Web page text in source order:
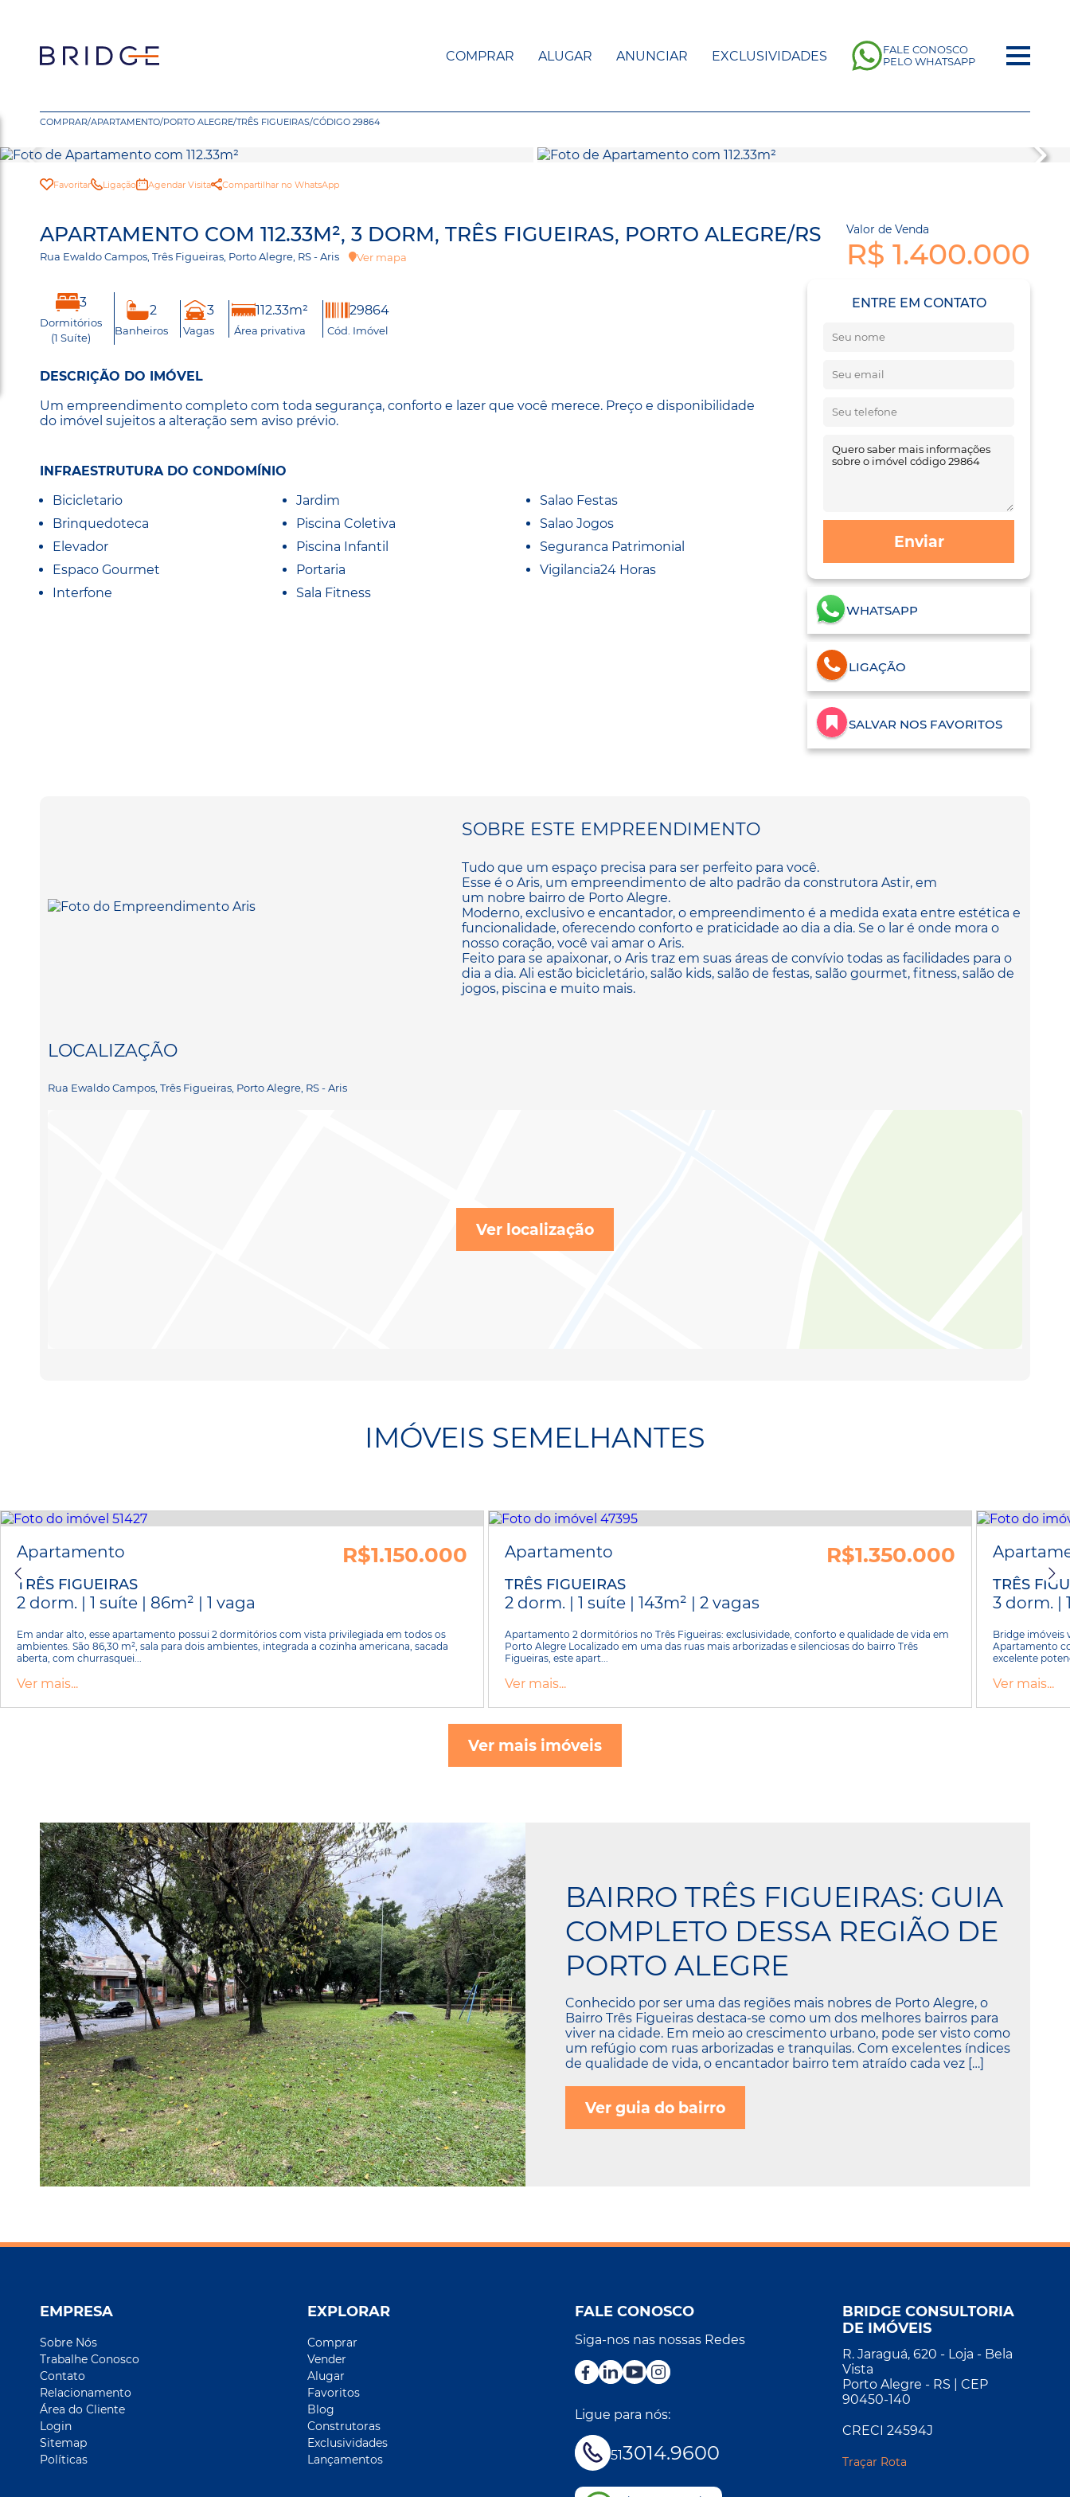
COMPRAR ALUGAR ANUNCIAR EXCLUSIVIDADES
FALE CONOSCO
PELO WHATSAPP
COMPRAR/APARTAMENTO/PORTO ALEGRE/TRÊS FIGUEIRAS/CÓDIGO 29864
Favoritar Ligação Agendar Visita Compartilhar no WhatsApp
APARTAMENTO COM 112.33M², 3 DORM, TRÊS FIGUEIRAS, PORTO ALEGRE/RS
Rua Ewaldo Campos, Três Figueiras, Porto Alegre, RS - Aris Ver mapa
Valor de Venda
R$ 1.400.000
3
Dormitórios
(1 Suíte)
2
Banheiros
3
Vagas
112.33m²
Área privativa
29864
Cód. Imóvel
DESCRIÇÃO DO IMÓVEL
Um empreendimento completo com toda segurança, conforto e lazer que você merece. Preço e disponibilidade
do imóvel sujeitos a alteração sem aviso prévio.
INFRAESTRUTURA DO CONDOMÍNIO
Bicicletario
Brinquedoteca
Elevador
Espaco Gourmet
Interfone
Jardim
Piscina Coletiva
Piscina Infantil
Portaria
Sala Fitness
Salao Festas
Salao Jogos
Seguranca Patrimonial
Vigilancia24 Horas
ENTRE EM CONTATO
Enviar
WHATSAPP
LIGAÇÃO
SALVAR NOS FAVORITOS
SOBRE ESTE EMPREENDIMENTO
Tudo que um espaço precisa para ser perfeito para você.
Esse é o Aris, um empreendimento de alto padrão da construtora Astir, em
um nobre bairro de Porto Alegre.
Moderno, exclusivo e encantador, o empreendimento é a medida exata entre estética e
funcionalidade, oferecendo conforto e praticidade ao dia a dia. Se o lar é onde mora o
nosso coração, você vai amar o Aris.
Feito para se apaixonar, o Aris traz em suas áreas de convívio todas as facilidades para o
dia a dia. Ali estão bicicletário, salão kids, salão de festas, salão gourmet, fitness, salão de
jogos, piscina e muito mais.
LOCALIZAÇÃO
Rua Ewaldo Campos, Três Figueiras, Porto Alegre, RS - Aris
Ver localização
IMÓVEIS SEMELHANTES
Apartamento R$1.150.000
TRÊS FIGUEIRAS
2 dorm. | 1 suíte | 86m² | 1 vaga
Em andar alto, esse apartamento possui 2 dormitórios com vista privilegiada em todos os
ambientes. São 86,30 m², sala para dois ambientes, integrada a cozinha americana, sacada
aberta, com churrasquei...
Ver mais...
Apartamento R$1.350.000
TRÊS FIGUEIRAS
2 dorm. | 1 suíte | 143m² | 2 vagas
Apartamento 2 dormitórios no Três Figueiras: exclusividade, conforto e qualidade de vida em
Porto Alegre Localizado em uma das ruas mais arborizadas e silenciosas do bairro Três
Figueiras, este apart...
Ver mais...
TRÊS
3 dorm. |
Bridge imóveis
Apartamento
excelente
Ver mais...
Ver mais imóveis
BAIRRO TRÊS FIGUEIRAS: GUIA
COMPLETO DESSA REGIÃO DE
PORTO ALEGRE
Conhecido por ser uma das regiões mais nobres de Porto Alegre, o
Bairro Três Figueiras destaca-se como um dos melhores bairros para
viver na cidade. Em meio ao crescimento urbano, pode ser visto como
um refúgio com ruas arborizadas e tranquilas. Com excelentes índices
de qualidade de vida, o encantador bairro tem atraído cada vez […]
Ver guia do bairro
EMPRESA
Sobre Nós
Trabalhe Conosco
Contato
Relacionamento
Área do Cliente
Login
Sitemap
Políticas
EXPLORAR
Comprar
Vender
Alugar
Favoritos
Blog
Construtoras
Exclusividades
Lançamentos
FALE CONOSCO
Siga-nos nas nossas Redes
Ligue para nós:
513014.9600
BRIDGE CONSULTORIA
DE IMÓVEIS
R. Jaraguá, 620 - Loja - Bela
Vista
Porto Alegre - RS | CEP
90450-140
CRECI 24594J
Traçar Rota